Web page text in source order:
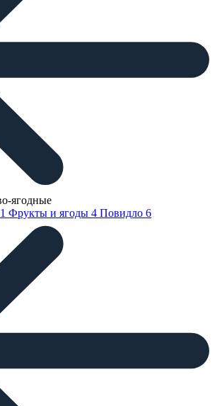
ягодные
1 Фрукты и ягоды 4 Повидло 6